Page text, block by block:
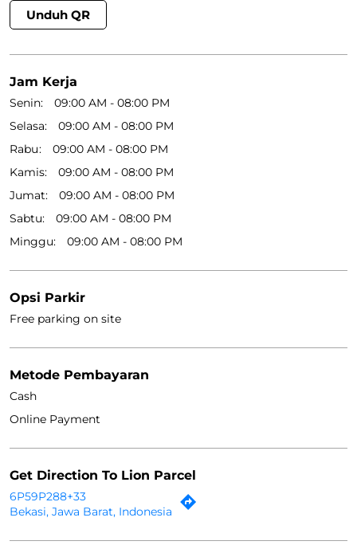
Unduh QR
Jam Kerja
Senin
09:00 AM - 08:00 PM
Selasa
09:00 AM - 08:00 PM
Rabu
09:00 AM - 08:00 PM
Kamis
09:00 AM - 08:00 PM
Jumat
09:00 AM - 08:00 PM
Sabtu
09:00 AM - 08:00 PM
Minggu
09:00 AM - 08:00 PM
Opsi Parkir
Free parking on site
Metode Pembayaran
Cash
Online Payment
Get Direction To Lion Parcel
6P59P288+33
Bekasi, Jawa Barat, Indonesia